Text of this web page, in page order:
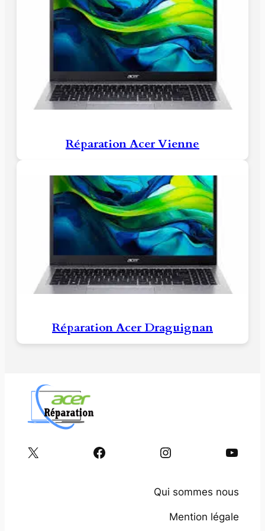
Réparation Acer Vienne
Réparation Acer Draguignan
X Facebook Instagram YouTube
Qui sommes nous
Mention légale